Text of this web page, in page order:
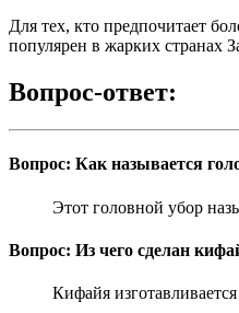
Для тех, кто предпочитает
популярен в жарких странах
Вопрос-ответ:
Вопрос: Как называется
Этот головной убор
Вопрос: Из чего сделан
Кифайя